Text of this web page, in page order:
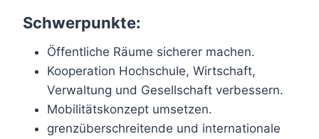
Schwerpunkte:
Öffentliche Räume sicherer machen.
Kooperation Hochschule, Wirtschaft,
Verwaltung und Gesellschaft verbessern.
Mobilitätskonzept umsetzen.
grenzüberschreitende und internationale